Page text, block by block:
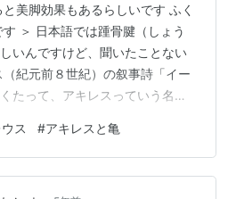
美脚効果もあるらしいです ふく
＞ 日本語では踵骨腱（しょう
いんですけど、聞いたことない
紀元前８世紀）の叙事詩「イー
たって、アキレスっていう名前
あるからなんじゃないでしょう
者、ゼノン（紀元前335～紀元
アキレスと亀」でも、その名前
ス #アキレスと亀